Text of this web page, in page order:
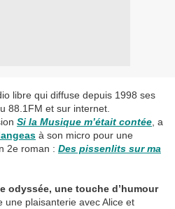
libre qui diffuse depuis 1998 ses
88.1FM et sur internet.
Si la Musique m’était contée , a
à son micro pour une
2e roman : Des pissenlits sur ma
odyssée, une touche d’humour
une plaisanterie avec Alice et